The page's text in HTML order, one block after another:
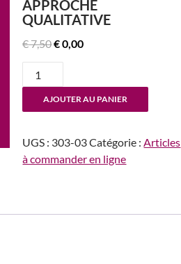
APPROCHE
QUALITATIVE
€7,50Le
prix
€ 7,50.
€0,00Le
€ 0,00.
quantité
de
n°303-
Customiser
ou
personnaliser
?
AJOUTER AU PANIER
UGS : 303-03Catégorie :Articles
à commander en ligne